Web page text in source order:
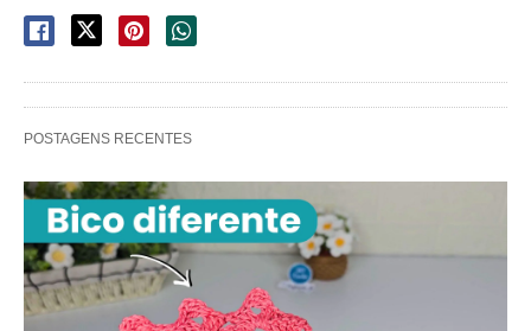
POSTAGENS RECENTES